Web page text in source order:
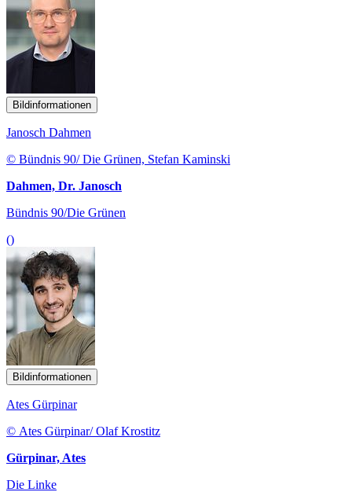
Bildinformationen
Janosch Dahmen
© Bündnis 90/ Die Grünen, Stefan Kaminski
Dahmen, Dr. Janosch
Bündnis 90/Die Grünen
()
Bildinformationen
Ates Gürpinar
© Ates Gürpinar/ Olaf Krostitz
Gürpinar, Ates
Die Linke